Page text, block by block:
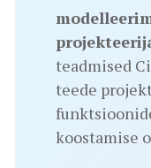
teadmised
teede
koostamise